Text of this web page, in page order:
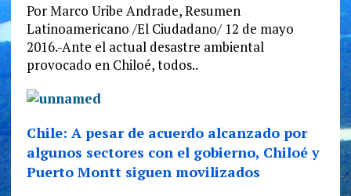
Por Marco Uribe Andrade, Resumen
Latinoamericano /El Ciudadano/ 12 de mayo
2016.-Ante el actual desastre ambiental
provocado en Chiloé, todos..
Chile: A pesar de acuerdo alcanzado por
algunos sectores con el gobierno, Chiloé y
Puerto Montt siguen movilizados